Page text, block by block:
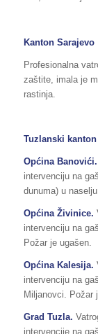
Kanton Sarajevo
Profesionalna
zaštite, imala je
rastinja.
Tuzlanski kanton
Općina Banovići.
intervenciju na
dunuma) u
Općina Živinice.
intervenciju na
Požar je ugašen.
Općina Kalesija.
intervenciju na
Miljanovci. Požar
Grad Tuzla.
intervencije na